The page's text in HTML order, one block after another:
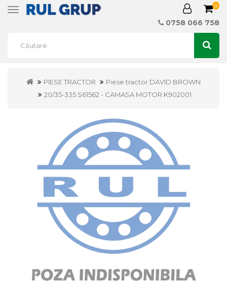
Toggle
0
0758 066 758
PIESE TRACTOR
Piese tractor DAVID BROWN
20/35-335 S61562 - CAMASA MOTOR K902001